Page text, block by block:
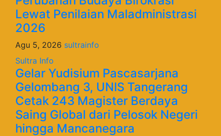
Lewat Penilaian Maladministrasi
2026
Agu 5, 2026 sultrainfo
Sultra Info
Gelar Yudisium Pascasarjana
Gelombang 3, UNIS Tangerang
Cetak 243 Magister Berdaya
Saing Global dari Pelosok Negeri
hingga Mancanegara